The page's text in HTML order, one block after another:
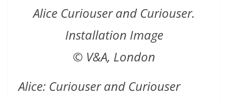
Alice Curiouser and Curiouser.
Installation Image
© V&A, London
Alice: Curiouser and Curiouser